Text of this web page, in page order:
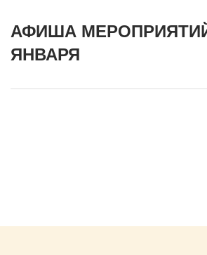
АФИША
ЯНВАРЯ